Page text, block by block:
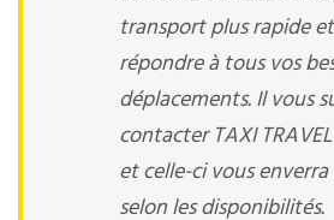
transport plus rapide
répondre à tous vos
déplacements. Il vous
contacter TAXI
et celle-ci vous
selon les disponibilités.